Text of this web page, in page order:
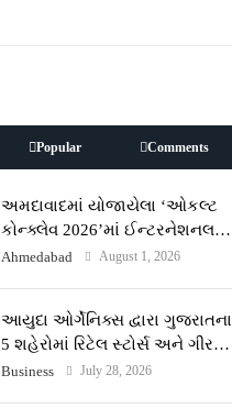
Popular Comments
અમદાવાદમાં યોજાયેલા ‘ઓકલ્ટ
કોન્ક્લેવ 2026’માં ઈન્ટરનેશનલ
ટેરોટ રીડર પુનિતજી લુલ્લા એ ટેરોટ
Ahmedabad August 1, 2026
આયુદા ઓર્ગેનિક્સ દ્વારા ગુજરાતના
5 શહેરોમાં રિટેલ સ્ટોર્સ અને ગીર
ગાયના વૈદિક વલોણા ઘી-દૂધની શુદ્ધ
Business July 28, 2026